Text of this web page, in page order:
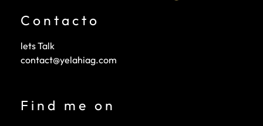
Contacto
lets Talk
contact@yelahiag.com
Find me on